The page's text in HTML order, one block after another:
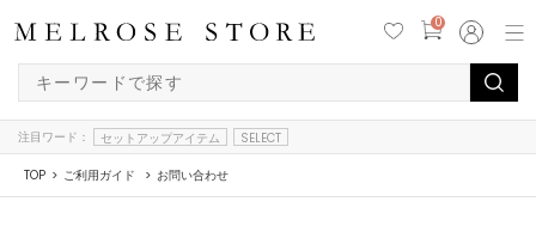
0
注目ワード： セットアップアイテム SELECT
TOP ご利用ガイド お問い合わせ